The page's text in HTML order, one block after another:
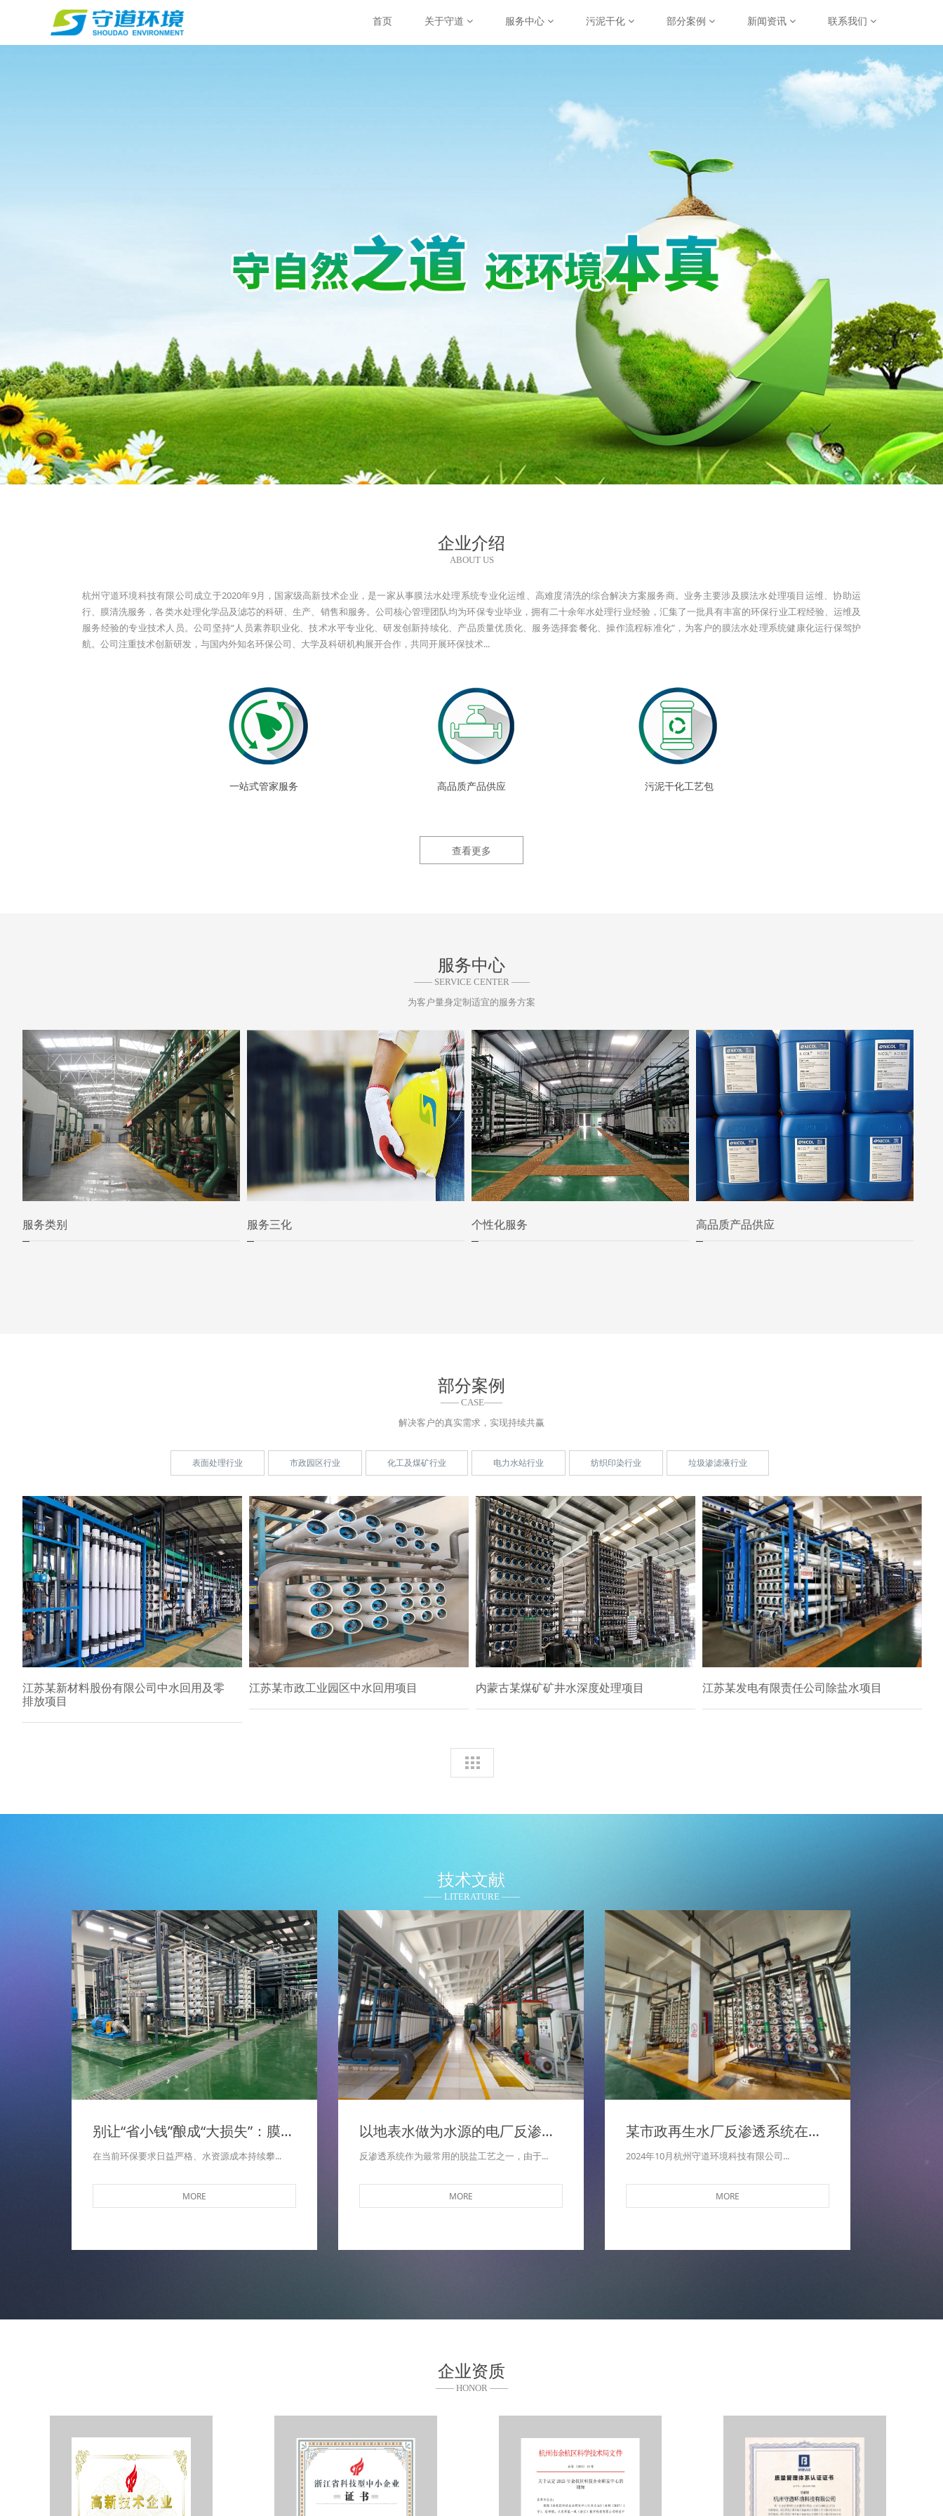
首页 关于守道 服务中心 污泥干化 部分案例 新闻资讯 联系我们
企业介绍
ABOUT US
杭州守道环境科技有限公司成立于2020年9月，国家级高新技术企业，是一家从事膜法水处理系统专业化运维、高难度清洗的综合解决方案服务商。业务主要涉及膜法水处理项目运维、协助运
行、膜清洗服务，各类水处理化学品及滤芯的科研、生产、销售和服务。公司核心管理团队均为环保专业毕业，拥有二十余年水处理行业经验，汇集了一批具有丰富的环保行业工程经验、运维及
服务经验的专业技术人员。公司坚持“人员素养职业化、技术水平专业化、研发创新持续化、产品质量优质化、服务选择套餐化、操作流程标准化”，为客户的膜法水处理系统健康化运行保驾护
航。公司注重技术创新研发，与国内外知名环保公司、大学及科研机构展开合作，共同开展环保技术...
一站式管家服务 高品质产品供应 污泥干化工艺包
查看更多
服务中心
—— SERVICE CENTER ——
为客户量身定制适宜的服务方案
服务类别 服务三化 个性化服务 高品质产品供应
部分案例
—— CASE——
解决客户的真实需求，实现持续共赢
表面处理行业 市政园区行业 化工及煤矿行业 电力水站行业 纺织印染行业 垃圾渗滤液行业
江苏某新材料股份有限公司中水回用及零
排放项目
江苏某市政工业园区中水回用项目 内蒙古某煤矿矿井水深度处理项目 江苏某发电有限责任公司除盐水项目
技术文献
—— LITERATURE ——
别让“省小钱”酿成“大损失”：膜法水处理系统，为何要交给专业的第三方运维或协助运行？
在当前环保要求日益严格、水资源成本持续攀...
MORE
以地表水做为水源的电厂反渗透系统频繁污堵的原因思考及建议
反渗透系统作为最常用的脱盐工艺之一，由于...
MORE
某市政再生水厂反渗透系统在线深度化学清洗及建议
2024年10月杭州守道环境科技有限公司...
MORE
企业资质
—— HONOR ——